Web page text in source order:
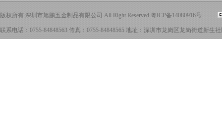
版权所有 深圳市旭鹏五金制品有限公司 All Right Reserved 粤ICP备14080916号
联系电话：0755-84848563 传真：0755-84848565 地址：深圳市龙岗区龙岗街道新生